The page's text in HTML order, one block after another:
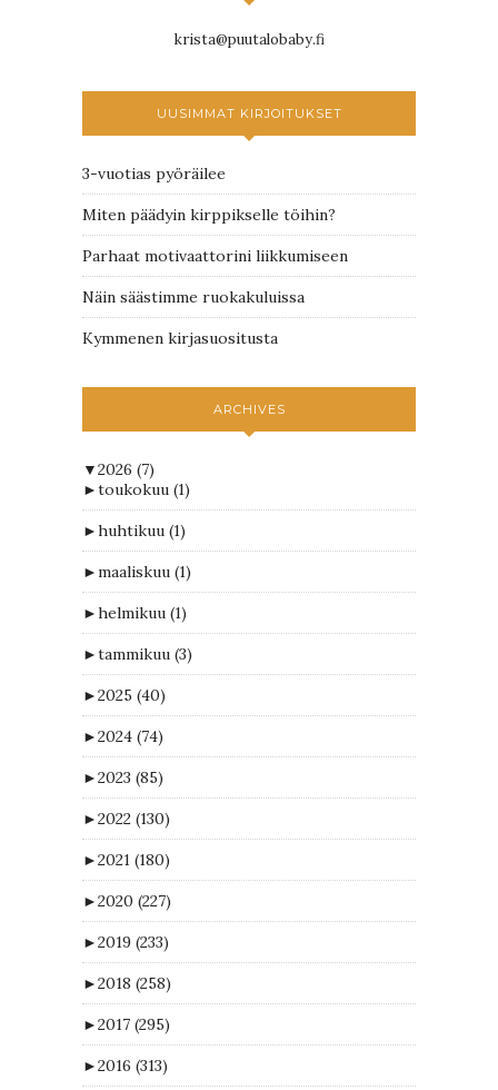
krista@puutalobaby.fi
UUSIMMAT KIRJOITUKSET
3-vuotias pyöräilee
Miten päädyin kirppikselle töihin?
Parhaat motivaattorini liikkumiseen
Näin säästimme ruokakuluissa
Kymmenen kirjasuositusta
ARCHIVES
▼2026 (7)
►toukokuu (1)
►huhtikuu (1)
►maaliskuu (1)
►helmikuu (1)
►tammikuu (3)
►2025 (40)
►2024 (74)
►2023 (85)
►2022 (130)
►2021 (180)
►2020 (227)
►2019 (233)
►2018 (258)
►2017 (295)
►2016 (313)